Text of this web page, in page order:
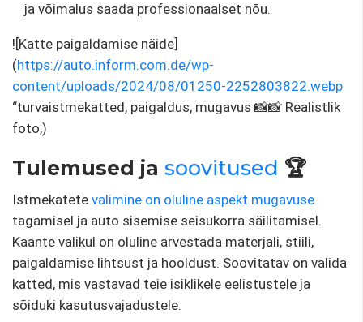
ja võimalus saada professionaalset nõu.
![Katte paigaldamise näide]
(https://auto.inform.com.de/wp-
content/uploads/2024/08/01250-2252803822.webp
“turvaistmekatted, paigaldus, mugavus 📸📸 Realistlik
foto,)
Tulemused ja soovitused 🏆
Istmekatete valimine on oluline aspekt mugavuse
tagamisel ja auto sisemise seisukorra säilitamisel.
Kaante valikul on oluline arvestada materjali, stiili,
paigaldamise lihtsust ja hooldust. Soovitatav on valida
katted, mis vastavad teie isiklikele eelistustele ja
sõiduki kasutusvajadustele.